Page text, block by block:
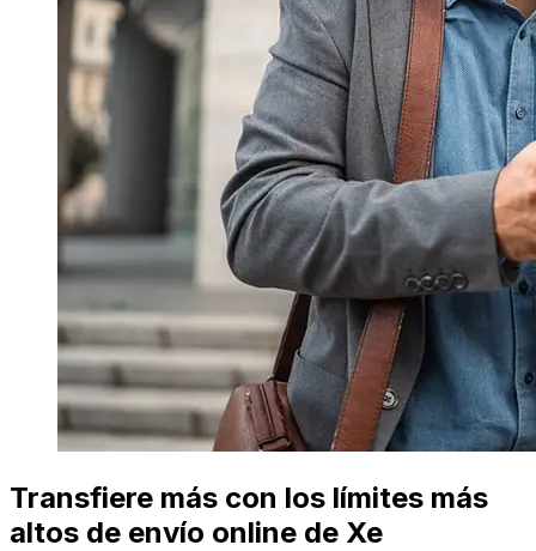
Transfiere más con los límites más
altos de envío online de Xe